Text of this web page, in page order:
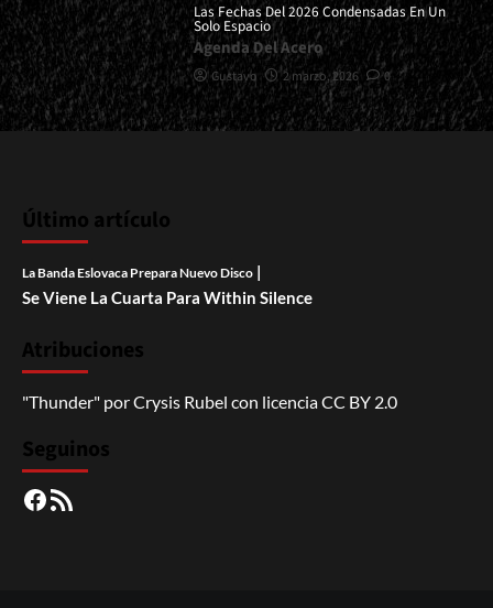
Las Fechas Del 2026 Condensadas En Un
Solo Espacio
Agenda Del Acero
Gustavo 2 marzo, 2026 0
Último artículo
La Banda Eslovaca Prepara Nuevo Disco |
Se Viene La Cuarta Para Within Silence
Atribuciones
"Thunder" porCrysis Rubel con licenciaCC BY 2.0
Seguinos
Facebook
RSS